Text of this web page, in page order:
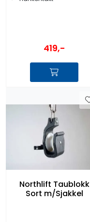
419,-
Northlift Taublokk
Sort m/Sjakkel